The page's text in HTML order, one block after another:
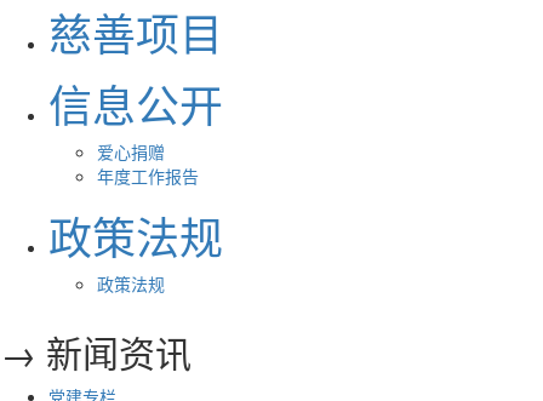
慈善项目
信息公开
爱心捐赠
年度工作报告
政策法规
政策法规
→ 新闻资讯
党建专栏